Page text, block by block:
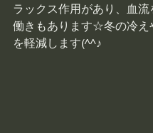
ラックス作用があり、血流
働きもあります☆冬の冷え
を軽減します(^^♪